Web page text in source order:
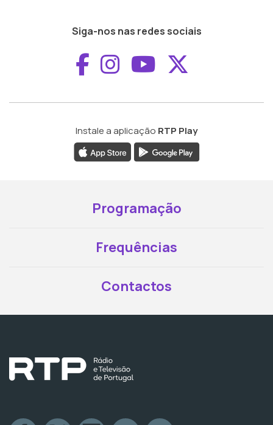
Siga-nos nas redes sociais
Aceder ao
Aceder ao
Aceder ao
Instale a aplicação RTP Play
Programação
Frequências
Contactos